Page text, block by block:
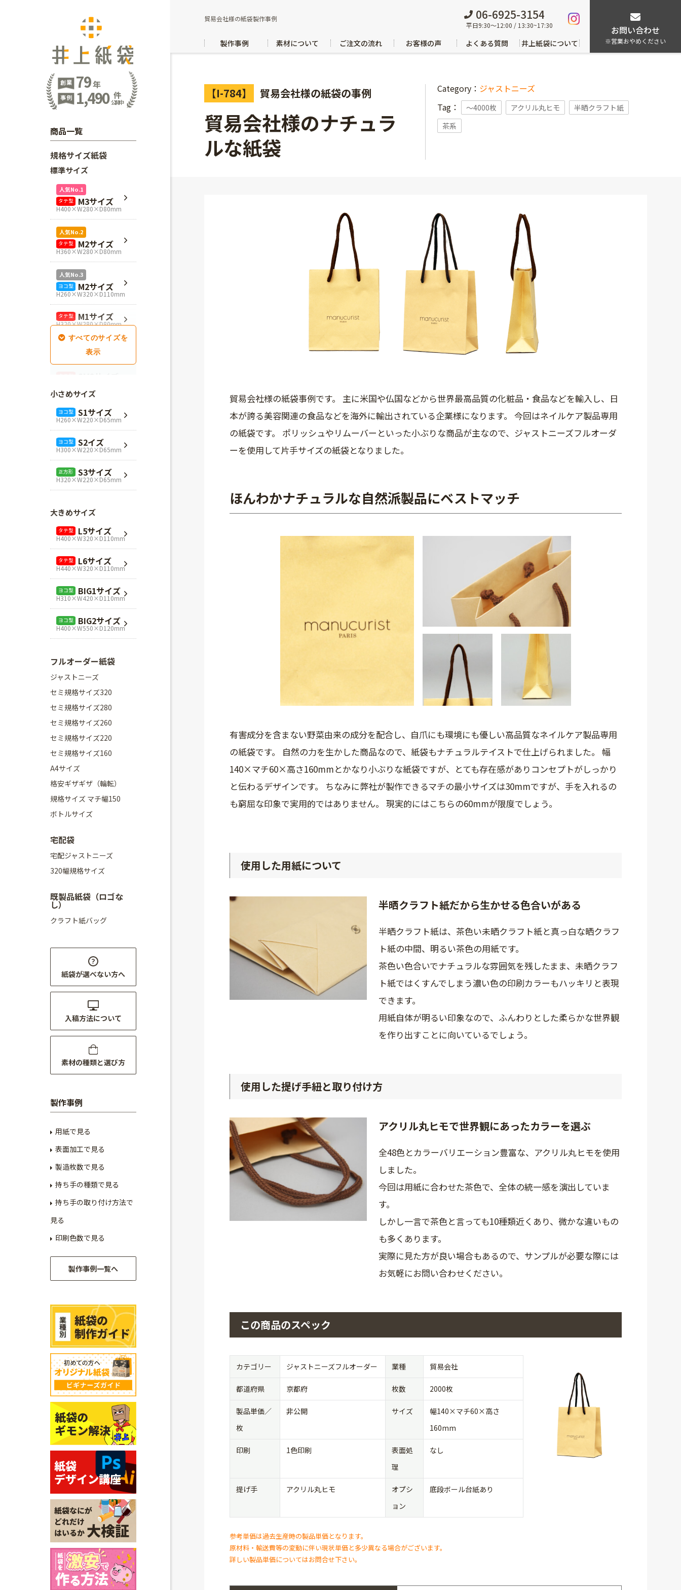
お問い合わせ
※営業おやめください
貿易会社様の紙袋製作事例 06-6925-3154
平日9:30～12:00 / 13:30~17:30
製作事例 素材について ご注文の流れ お客様の声 よくある質問 井上紙袋について
【I-784】 貿易会社様の紙袋の事例
貿易会社様のナチュラ
ルな紙袋
Category： ジャストニーズ
Tag：
〜4000枚 アクリル丸ヒモ
半晒クラフト紙
茶系
貿易会社様の紙袋事例です。 主に米国や仏国などから世界最高品質の化粧品・食品などを輸入し、日
本が誇る美容関連の食品などを海外に輸出されている企業様になります。 今回はネイルケア製品専用
の紙袋です。 ポリッシュやリムーバーといった小ぶりな商品が主なので、ジャストニーズフルオーダ
ーを使用して片手サイズの紙袋となりました。
ほんわかナチュラルな自然派製品にベストマッチ
有害成分を含まない野菜由来の成分を配合し、自爪にも環境にも優しい高品質なネイルケア製品専用
の紙袋です。 自然の力を生かした商品なので、紙袋もナチュラルテイストで仕上げられました。 幅
140×マチ60×高さ160mmとかなり小ぶりな紙袋ですが、とても存在感がありコンセプトがしっかり
と伝わるデザインです。 ちなみに弊社が製作できるマチの最小サイズは30mmですが、手を入れるの
も窮屈な印象で実用的ではありません。 現実的にはこちらの60mmが限度でしょう。
使用した用紙について
半晒クラフト紙だから生かせる色合いがある
半晒クラフト紙は、茶色い未晒クラフト紙と真っ白な晒クラフ
ト紙の中間、明るい茶色の用紙です。
茶色い色合いでナチュラルな雰囲気を残したまま、未晒クラフ
ト紙ではくすんでしまう濃い色の印刷カラーもハッキリと表現
できます。
用紙自体が明るい印象なので、ふんわりとした柔らかな世界観
を作り出すことに向いているでしょう。
使用した提げ手紐と取り付け方
アクリル丸ヒモで世界観にあったカラーを選ぶ
全48色とカラーバリエーション豊富な、アクリル丸ヒモを使用
しました。
今回は用紙に合わせた茶色で、全体の統一感を演出していま
す。
しかし一言で茶色と言っても10種類近くあり、微かな違いもの
も多くあります。
実際に見た方が良い場合もあるので、サンプルが必要な際には
お気軽にお問い合わせください。
この商品のスペック
カテゴリー ジャストニーズフルオーダー 業種 貿易会社
都道府県 京都府 枚数 2000枚
製品単価／
枚
非公開 サイズ
幅140×マチ60×高さ
160mm
印刷 1色印刷
表面処
理
なし
提げ手 アクリル丸ヒモ
オプシ
ョン
底段ボール台紙あり
参考単価は過去生産時の製品単価となります。
原材料・輸送費等の変動に伴い現状単価と多少異なる場合がございます。
詳しい製品単価についてはお問合せ下さい。
創業 79年
事例 1,490 件
公開中
商品一覧
規格サイズ紙袋
標準サイズ
人気No.1
タテ型 M3サイズ
H400×W280×D80mm
人気No.2
タテ型 M2サイズ
H360×W280×D80mm
人気No.3
ヨコ型 M2サイズ
H260×W320×D110mm
タテ型 M1サイズ
H320×W280×D80mm
SM1サイズ
H280×W260×D100mm
SM3サイズ
H360×W260×D100mm
L4サイズ
H360×W320×D110mm
L1サイズ
H240×W320×D110mm
正方形 Mスクエア
H280×W280×D80mm
正方形 Lスクエア
H320×W320×D110mm
小さめサイズ
ヨコ型 S1サイズ
H260×W220×D65mm
ヨコ型 S2イズ
H300×W220×D65mm
正方形 S3サイズ
H320×W220×D65mm
大きめサイズ
タテ型 L5サイズ
H400×W320×D110mm
タテ型 L6サイズ
H440×W320×D110mm
ヨコ型 BIG1サイズ
H310×W420×D110mm
ヨコ型 BIG2サイズ
H400×W550×D120mm
フルオーダー紙袋
ジャストニーズ
セミ規格サイズ320
セミ規格サイズ280
セミ規格サイズ260
セミ規格サイズ220
セミ規格サイズ160
A4サイズ
格安ギザギザ（輪転）
規格サイズ マチ幅150
ボトルサイズ
宅配袋
宅配ジャストニーズ
320幅規格サイズ
既製品紙袋（ロゴな
し）
クラフト紙バッグ
紙袋が選べない方へ
入稿方法について
素材の種類と選び方
製作事例
用紙で見る
表面加工で見る
製造枚数で見る
持ち手の種類で見る
持ち手の取り付け方法で
見る
印刷色数で見る
製作事例一覧へ